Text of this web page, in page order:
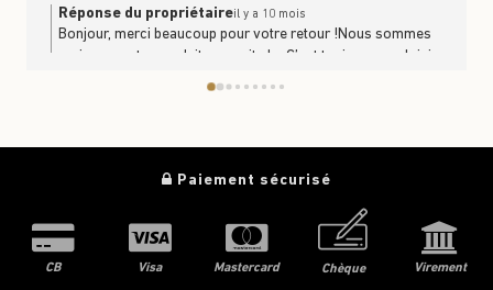
Réponse du propriétaireil y a 10 mois
Bonjour, merci beaucoup pour votre retour !Nous sommes
ravis que notre produit vous ait plu. C’est toujours un plaisir
de savoir que nos produits se partagent et se dégustent en
Paiement sécurisé
CB Visa Mastercard Chèque Virement